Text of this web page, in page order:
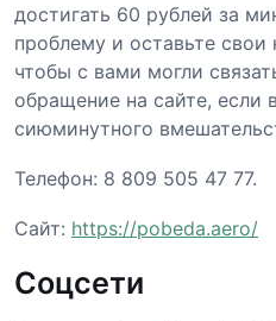
достигать 60 рублей за
проблему и оставьте свои
чтобы с вами могли
обращение на сайте, если
сиюминутного
Телефон: 8 809 505 47 77.
Сайт: https://pobeda.aero/
Соцсети